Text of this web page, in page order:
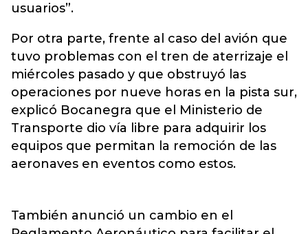
usuarios”.
Por otra parte, frente al caso del avión que
tuvo problemas con el tren de aterrizaje el
miércoles pasado y que obstruyó las
operaciones por nueve horas en la pista sur,
explicó Bocanegra que el Ministerio de
Transporte dio vía libre para adquirir los
equipos que permitan la remoción de las
aeronaves en eventos como estos.
También anunció un cambio en el